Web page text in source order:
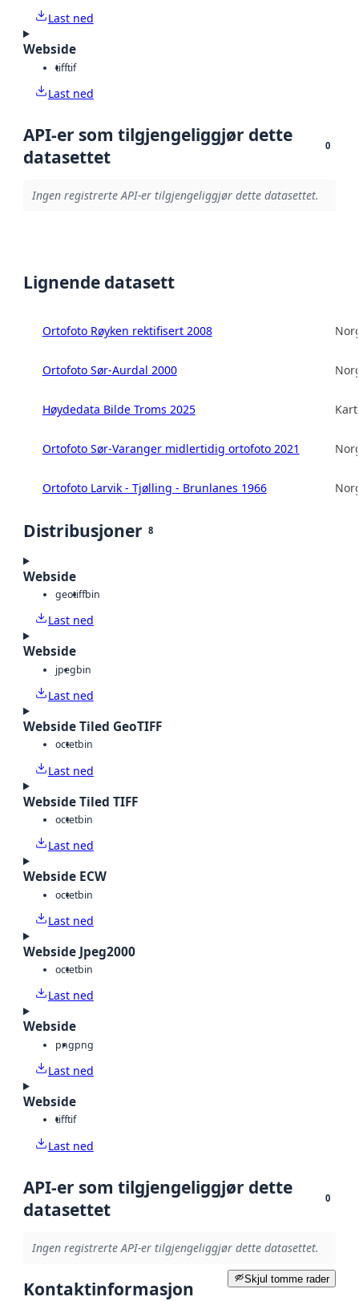
Last ned
Webside
tifftif
Last ned
API-er som tilgjengeliggjør dette
datasettet
0
Ingen registrerte API-er tilgjengeliggjør dette datasettet.
Lignende datasett
Ortofoto Røyken rektifisert 2008
Ortofoto Sør-Aurdal 2000
Høydedata Bilde Troms 2025
Ortofoto Sør-Varanger midlertidig ortofoto 2021
Ortofoto Larvik - Tjølling - Brunlanes 1966
Distribusjoner 8
Webside
geotiffbin
Last ned
Webside
jpegbin
Last ned
Webside Tiled GeoTIFF
octetbin
Last ned
Webside Tiled TIFF
octetbin
Last ned
Webside ECW
octetbin
Last ned
Webside Jpeg2000
octetbin
Last ned
Webside
pngpng
Last ned
Webside
tifftif
Last ned
API-er som tilgjengeliggjør dette
datasettet
0
Ingen registrerte API-er tilgjengeliggjør dette datasettet.
Skjul tomme rader
Kontaktinformasjon